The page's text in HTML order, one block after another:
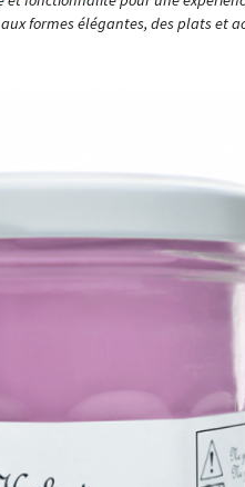
formes élégantes, des plats et